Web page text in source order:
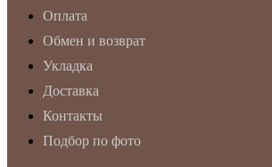
Оплата
Обмен и возврат
Укладка
Доставка
Контакты
Подбор по фото